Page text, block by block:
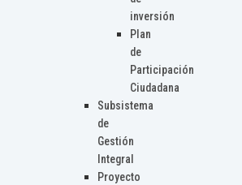
inversión
Plan
de
Participación
Ciudadana
Subsistema
de
Gestión
Integral
Proyecto